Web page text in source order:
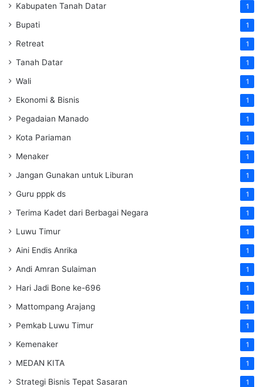
Kabupaten Tanah Datar 1
Bupati 1
Retreat 1
Tanah Datar 1
Wali 1
Ekonomi & Bisnis 1
Pegadaian Manado 1
Kota Pariaman 1
Menaker 1
Jangan Gunakan untuk Liburan 1
Guru pppk ds 1
Terima Kadet dari Berbagai Negara 1
Luwu Timur 1
Aini Endis Anrika 1
Andi Amran Sulaiman 1
Hari Jadi Bone ke-696 1
Mattompang Arajang 1
Pemkab Luwu Timur 1
Kemenaker 1
MEDAN KITA 1
Strategi Bisnis Tepat Sasaran 1